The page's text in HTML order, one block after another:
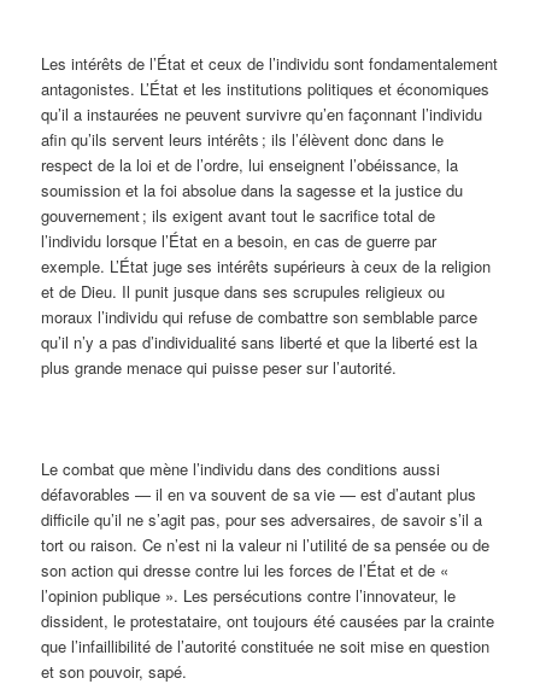
Les intérêts de l’État et ceux de l’individu sont fondamentalement
antagonistes. L’État et les institutions politiques et économiques
qu’il a instaurées ne peuvent survivre qu’en façonnant l’individu
afin qu’ils servent leurs intérêts ; ils l’élèvent donc dans le
respect de la loi et de l’ordre, lui enseignent l’obéissance, la
soumission et la foi absolue dans la sagesse et la justice du
gouvernement ; ils exigent avant tout le sacrifice total de
l’individu lorsque l’État en a besoin, en cas de guerre par
exemple. L’État juge ses intérêts supérieurs à ceux de la religion
et de Dieu. Il punit jusque dans ses scrupules religieux ou
moraux l’individu qui refuse de combattre son semblable parce
qu’il n’y a pas d’individualité sans liberté et que la liberté est la
plus grande menace qui puisse peser sur l’autorité.
Le combat que mène l’individu dans des conditions aussi
défavorables — il en va souvent de sa vie — est d’autant plus
difficile qu’il ne s’agit pas, pour ses adversaires, de savoir s’il a
tort ou raison. Ce n’est ni la valeur ni l’utilité de sa pensée ou de
son action qui dresse contre lui les forces de l’État et de «
l’opinion publique ». Les persécutions contre l’innovateur, le
dissident, le protestataire, ont toujours été causées par la crainte
que l’infaillibilité de l’autorité constituée ne soit mise en question
et son pouvoir, sapé.